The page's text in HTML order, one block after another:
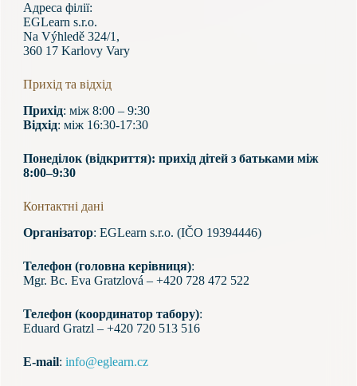
Адреса філії:
EGLearn s.r.o.
Na Výhledě 324/1,
360 17 Karlovy Vary
Прихід та відхід
Прихід: між 8:00 – 9:30
Відхід: між 16:30-17:30
Понеділок (відкриття): прихід дітей з батьками між
8:00–9:30
Контактні дані
Організатор: EGLearn s.r.o. (IČO 19394446)
Телефон (головна керівниця):
Mgr. Bc. Eva Gratzlová – +420 728 472 522
Телефон (координатор табору):
Eduard Gratzl – +420 720 513 516
E-mail: info@eglearn.cz